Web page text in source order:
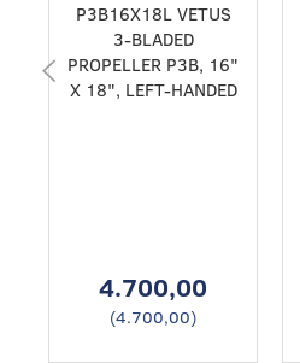
P3B16X18L VETUS
3-BLADED
PROPELLER P3B, 16"
X 18", LEFT-HANDED
4.700,00
(4.700,00)